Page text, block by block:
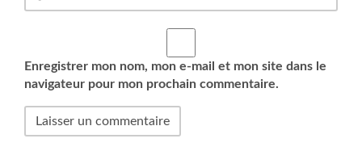
Enregistrer mon nom, mon e-mail et mon site dans le
navigateur pour mon prochain commentaire.